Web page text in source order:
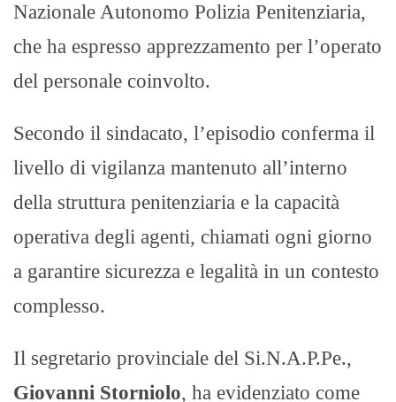
Nazionale Autonomo Polizia Penitenziaria,
che ha espresso apprezzamento per l’operato
del personale coinvolto.
Secondo il sindacato, l’episodio conferma il
livello di vigilanza mantenuto all’interno
della struttura penitenziaria e la capacità
operativa degli agenti, chiamati ogni giorno
a garantire sicurezza e legalità in un contesto
complesso.
Il segretario provinciale del Si.N.A.P.Pe.,
Giovanni Storniolo, ha evidenziato come